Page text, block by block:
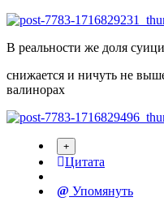
В реальности же доля
снижается и ничуть не
валинорах
Цитата
Упомянуть